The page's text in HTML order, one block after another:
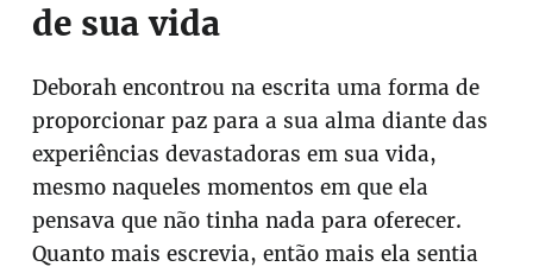
de sua vida
Deborah encontrou na escrita uma forma de
proporcionar paz para a sua alma diante das
experiências devastadoras em sua vida,
mesmo naqueles momentos em que ela
pensava que não tinha nada para oferecer.
Quanto mais escrevia, então mais ela sentia